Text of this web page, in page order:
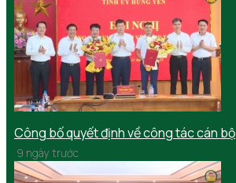
Công bố quyết định về công tác cán bộ
9 ngày trước